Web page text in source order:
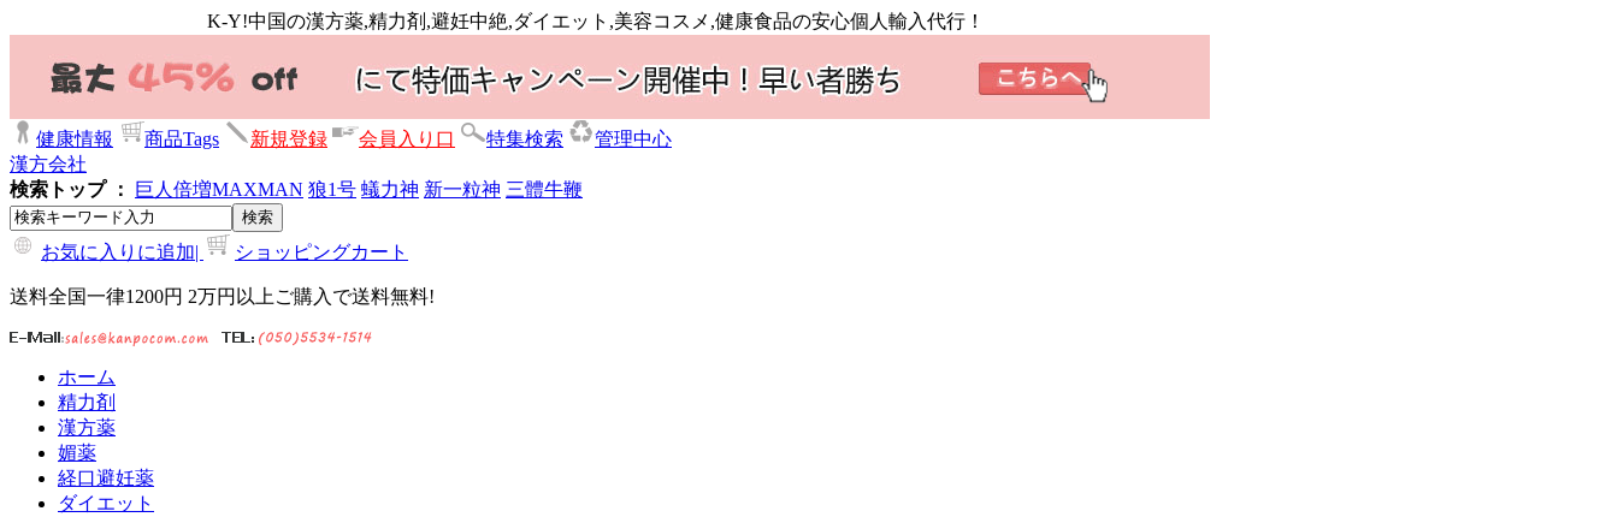
K-Y!中国の漢方薬,精力剤,避妊中絶,ダイエット,美容コスメ,健康食品の安心個人輸入代行！
健康情報 商品Tags 新規登録 会員入り口 特集検索
管理中心
漢方会社
検索トップ ：
巨人倍増MAXMAN 狼1号 蟻力神 新一粒神 三體牛鞭
お気に入りに追加| ショッピングカート
送料全国一律1200円 2万円以上ご購入で送料無料!
ホーム
精力剤
漢方薬
媚薬
経口避妊薬
ダイエット